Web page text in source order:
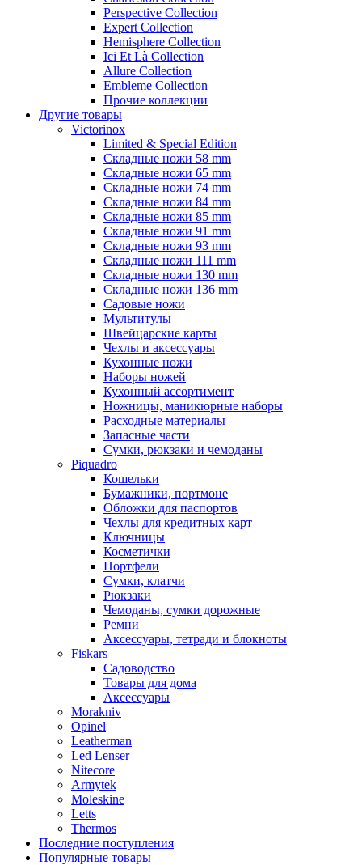
Perspective Collection
Expert Collection
Hemisphere Collection
Ici Et Là Collection
Allure Collection
Embleme Collection
Прочие коллекции
Другие товары
Victorinox
Limited & Special Edition
Складные ножи 58 mm
Складные ножи 65 mm
Складные ножи 74 mm
Складные ножи 84 mm
Складные ножи 85 mm
Складные ножи 91 mm
Складные ножи 93 mm
Складные ножи 111 mm
Складные ножи 130 mm
Складные ножи 136 mm
Садовые ножи
Мультитулы
Швейцарские карты
Чехлы и аксессуары
Кухонные ножи
Наборы ножей
Кухонный ассортимент
Ножницы, маникюрные наборы
Расходные материалы
Запасные части
Сумки, рюкзаки и чемоданы
Piquadro
Кошельки
Бумажники, портмоне
Обложки для паспортов
Чехлы для кредитных карт
Ключницы
Косметички
Портфели
Сумки, клатчи
Рюкзаки
Чемоданы, сумки дорожные
Ремни
Аксессуары, тетради и блокноты
Fiskars
Садоводство
Товары для дома
Аксессуары
Morakniv
Opinel
Leatherman
Led Lenser
Nitecore
Armytek
Moleskine
Letts
Thermos
Последние поступления
Популярные товары